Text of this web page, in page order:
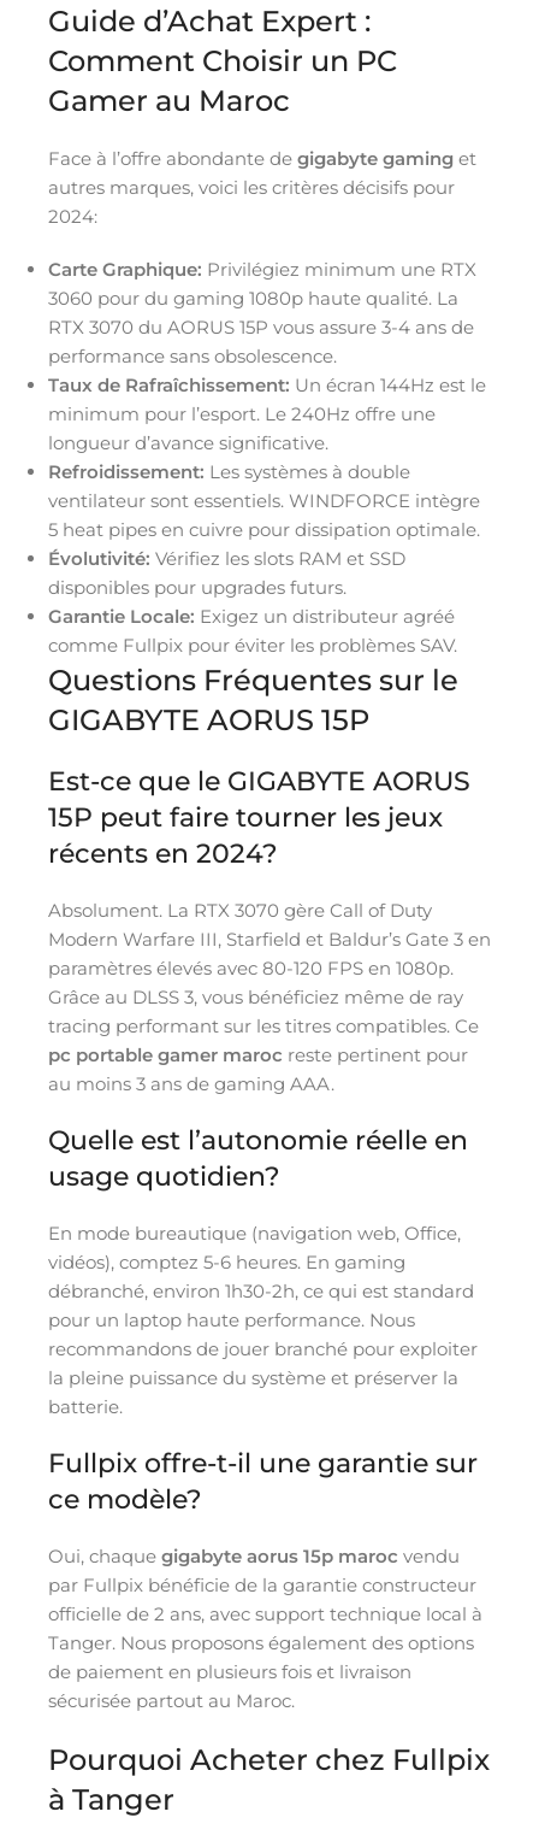
Guide d’Achat Expert :
Comment Choisir un PC
Gamer au Maroc
Face à l’offre abondante de gigabyte gaming et
autres marques, voici les critères décisifs pour
2024:
Carte Graphique: Privilégiez minimum une RTX
3060 pour du gaming 1080p haute qualité. La
RTX 3070 du AORUS 15P vous assure 3-4 ans de
performance sans obsolescence.
Taux de Rafraîchissement: Un écran 144Hz est le
minimum pour l’esport. Le 240Hz offre une
longueur d’avance significative.
Refroidissement: Les systèmes à double
ventilateur sont essentiels. WINDFORCE intègre
5 heat pipes en cuivre pour dissipation optimale.
Évolutivité: Vérifiez les slots RAM et SSD
disponibles pour upgrades futurs.
Garantie Locale: Exigez un distributeur agréé
comme Fullpix pour éviter les problèmes SAV.
Questions Fréquentes sur le
GIGABYTE AORUS 15P
Est-ce que le GIGABYTE AORUS
15P peut faire tourner les jeux
récents en 2024?
Absolument. La RTX 3070 gère Call of Duty
Modern Warfare III, Starfield et Baldur’s Gate 3 en
paramètres élevés avec 80-120 FPS en 1080p.
Grâce au DLSS 3, vous bénéficiez même de ray
tracing performant sur les titres compatibles. Ce
pc portable gamer maroc reste pertinent pour
au moins 3 ans de gaming AAA.
Quelle est l’autonomie réelle en
usage quotidien?
En mode bureautique (navigation web, Office,
vidéos), comptez 5-6 heures. En gaming
débranché, environ 1h30-2h, ce qui est standard
pour un laptop haute performance. Nous
recommandons de jouer branché pour exploiter
la pleine puissance du système et préserver la
batterie.
Fullpix offre-t-il une garantie sur
ce modèle?
Oui, chaque gigabyte aorus 15p maroc vendu
par Fullpix bénéficie de la garantie constructeur
officielle de 2 ans, avec support technique local à
Tanger. Nous proposons également des options
de paiement en plusieurs fois et livraison
sécurisée partout au Maroc.
Pourquoi Acheter chez Fullpix
à Tanger